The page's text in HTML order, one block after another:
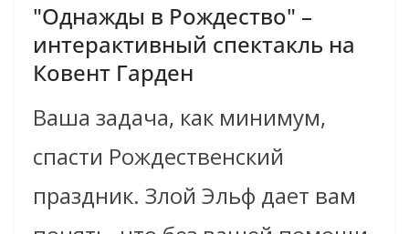
"Однажды в Рождество" –
интерактивный спектакль на
Ковент Гарден
Ваша задача, как минимум,
спасти Рождественский
праздник. Злой Эльф дает вам